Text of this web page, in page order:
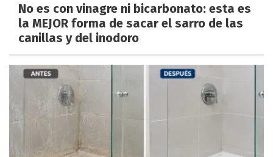
No es con vinagre ni bicarbonato: esta es
la MEJOR forma de sacar el sarro de las
canillas y del inodoro